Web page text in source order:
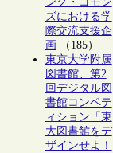
ズにおける学
際交流支援企
画 （185）
東京大学附属
図書館、第2
回デジタル図
書館コンペテ
ィション「東
大図書館をデ
ザインせよ！